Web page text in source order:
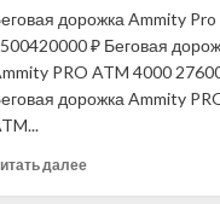
цена)
дорожка Ammity
₽ Беговая
PRO ATM 4000
дорожка Ammity
далееПрочитать